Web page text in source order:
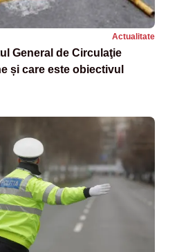
Actualitate
General de Circulaţie
și care este obiectivul